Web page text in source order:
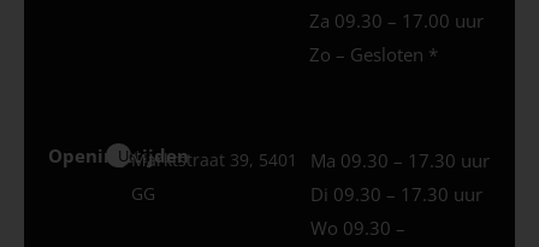
Za 09.30 – 17.00 uur
Zo – Gesloten *
Openingstijden
Uden
Marktstraat 39, 5401
GG
Ma 09.30 – 17.30 uur
Di 09.30 – 17.30 uur
Wo 09.30 –